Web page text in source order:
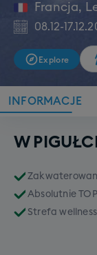
Francja,
08.12-
Explore
INFORMACJE
W
Absolutnie
Strefa